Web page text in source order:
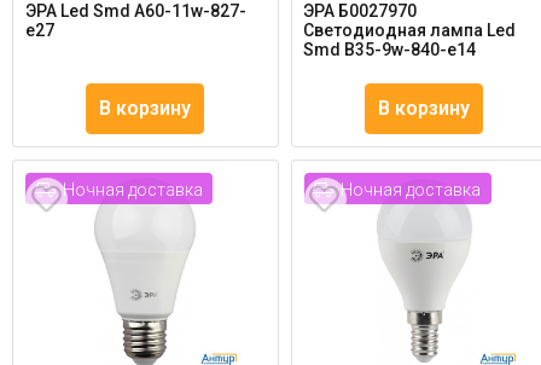
ЭРА Led Smd A60-11w-827-
e27
В корзину
ЭРА Б0027970
Светодиодная лампа Led
Smd B35-9w-840-e14
В корзину
Ночная доставка Ночная доставка